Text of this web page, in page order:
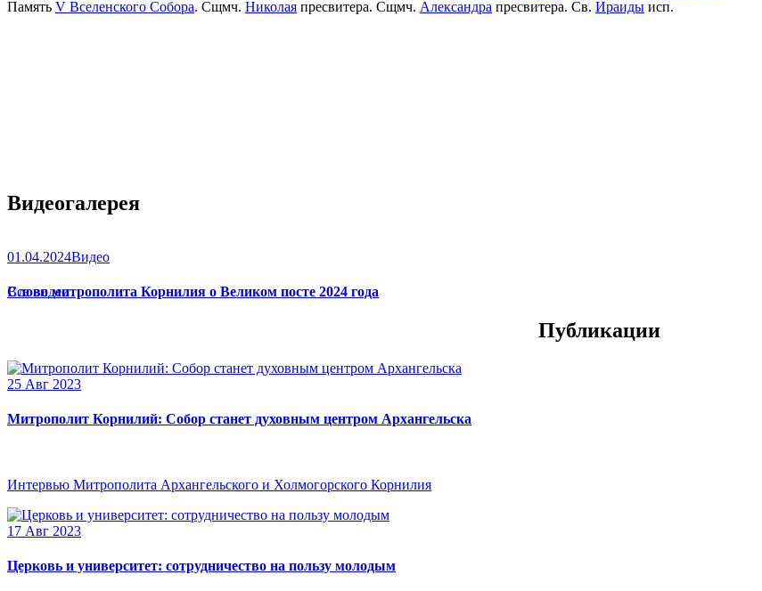
Память V Вселенского Собора. Сщмч. Николая пресвитера. Сщмч. Александра пресвитера. Св. Ираиды исп.
Видеогалерея
01.04.2024Видео
Слово митрополита Корнилия о Великом посте 2024 года
Все видео
Публикации
25 Авг 2023
Митрополит Корнилий: Собор станет духовным центром Архангельска
Интервью Митрополита Архангельского и Холмогорского Корнилия
17 Авг 2023
Церковь и университет: сотрудничество на пользу молодым